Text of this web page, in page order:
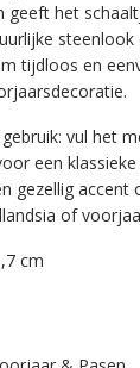
geeft het
steenlook
tijdloos en
vul het
een
gezellig accent
of
cm